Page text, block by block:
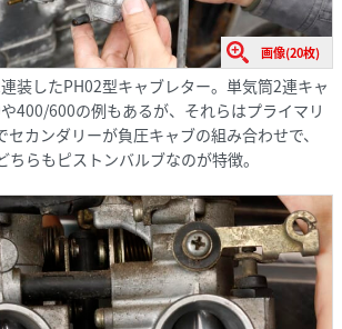
画像(20枚)
装したPH02型キャブレター。単気筒2連キャ
400/600の例もあるが、それらはプライマリ
カンダリーが負圧キャブの組み合わせで、
らもピストンバルブなのが特徴。